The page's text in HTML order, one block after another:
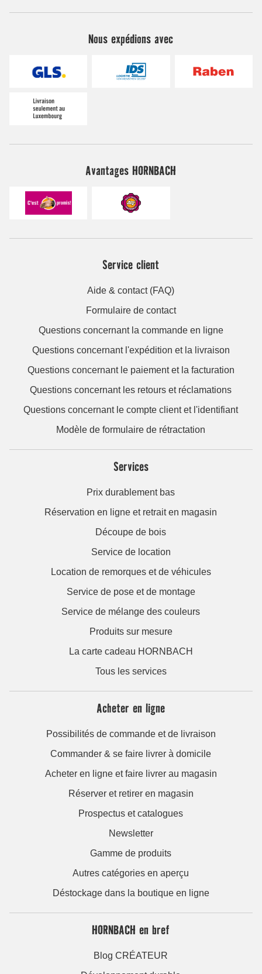
Nous expédions avec
Avantages HORNBACH
Service client
Aide & contact (FAQ)
Formulaire de contact
Questions concernant la commande en ligne
Questions concernant l'expédition et la livraison
Questions concernant le paiement et la facturation
Questions concernant les retours et réclamations
Questions concernant le compte client et l'identifiant
Modèle de formulaire de rétractation
Services
Prix durablement bas
Réservation en ligne et retrait en magasin
Découpe de bois
Service de location
Location de remorques et de véhicules
Service de pose et de montage
Service de mélange des couleurs
Produits sur mesure
La carte cadeau HORNBACH
Tous les services
Acheter en ligne
Possibilités de commande et de livraison
Commander & se faire livrer à domicile
Acheter en ligne et faire livrer au magasin
Réserver et retirer en magasin
Prospectus et catalogues
Newsletter
Gamme de produits
Autres catégories en aperçu
Déstockage dans la boutique en ligne
HORNBACH en bref
Blog CRÉATEUR